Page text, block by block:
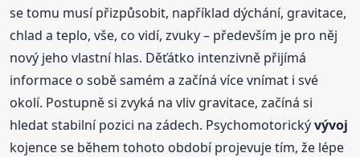
se tomu musí přizpůsobit, například dýchání, gravitace,
chlad a teplo, vše, co vidí, zvuky – především je pro něj
nový jeho vlastní hlas. Děťátko intenzivně přijímá
informace o sobě samém a začíná více vnímat i své
okolí. Postupně si zvyká na vliv gravitace, začíná si
hledat stabilní pozici na zádech. Psychomotorickývývoj
kojence se během tohoto období projevuje tím, že lépe